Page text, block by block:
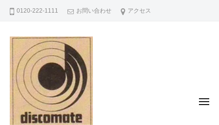
0120-222-1111 お問い合わせ アクセス
メ